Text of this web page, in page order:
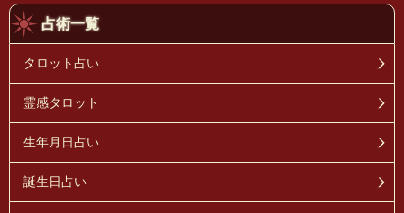
占術一覧
タロット占い
霊感タロット
生年月日占い
誕生日占い